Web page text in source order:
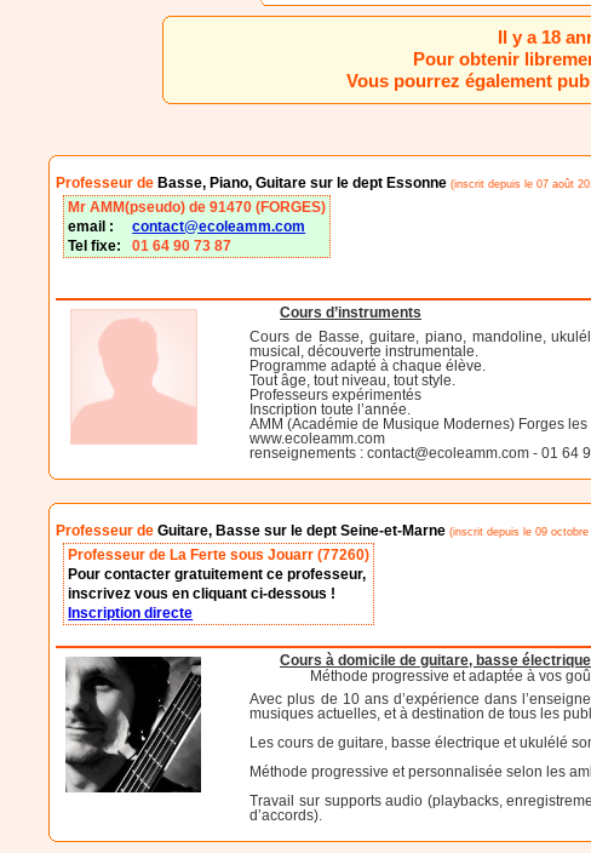
Il y a 18
Pour obtenir
Vous pourrez également
Professeur de Basse, Piano, Guitare sur le dept Essonne (inscrit depuis le 07 août
Mr AMM(pseudo) de 91470 (FORGES)
email :
contact@ecoleamm.com
Tel fixe:
01 64 90 73 87
Cours d’instruments
Cours de Basse, guitare, piano, mandoline,
musical, découverte instrumentale.
Programme adapté à chaque élève.
Tout âge, tout niveau, tout style.
Professeurs expérimentés
Inscription toute l’année.
AMM (Académie de Musique Modernes) Forges
www.ecoleamm.com
renseignements : contact@ecoleamm.com - 01 64
Professeur deGuitare, Basse sur le dept Seine-et-Marne (inscrit depuis le 09 octobre
Professeur de La Ferte sous Jouarr (77260)
Pour contacter gratuitement ce professeur,
inscrivez vous en cliquant ci-dessous !
Inscription directe
Cours à domicile de guitare, basse
Méthode progressive et adaptée à vos
Avec plus de 10 ans d’expérience dans
musiques actuelles, et à destination de tous les
Les cours de guitare, basse électrique et ukulélé
Méthode progressive et personnalisée selon les
Travail sur supports audio (playbacks,
d’accords).